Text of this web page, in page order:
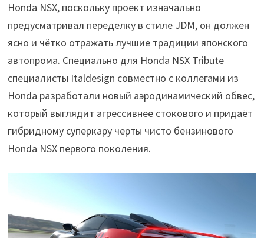
Honda NSX, поскольку проект изначально
предусматривал переделку в стиле JDM, он должен
ясно и чётко отражать лучшие традиции японского
автопрома. Специально для Honda NSX Tribute
специалисты Italdesign совместно с коллегами из
Honda разработали новый аэродинамический обвес,
который выглядит агрессивнее стокового и придаёт
гибридному суперкару черты чисто бензинового
Honda NSX первого поколения.